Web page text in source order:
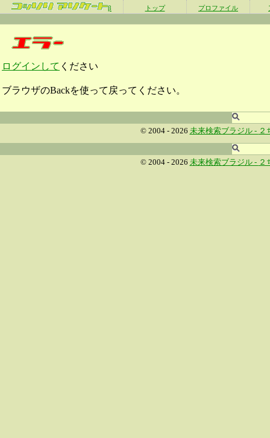
β トップ プロファイル
ログインして ください
ブラウザのBackを使って戻ってください。
© 2004 - 2026 未来検索ブラジル - ２
© 2004 - 2026 未来検索ブラジル - ２